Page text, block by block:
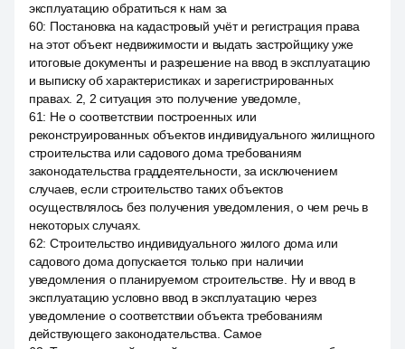
эксплуатацию обратиться к нам за
60: Постановка на кадастровый учёт и регистрация права
на этот объект недвижимости и выдать застройщику уже
итоговые документы и разрешение на ввод в эксплуатацию
и выписку об характеристиках и зарегистрированных
правах. 2, 2 ситуация это получение уведомле,
61: Не о соответствии построенных или
реконструированных объектов индивидуального жилищного
строительства или садового дома требованиям
законодательства граддеятельности, за исключением
случаев, если строительство таких объектов
осуществлялось без получения уведомления, о чем речь в
некоторых случаях.
62: Строительство индивидуального жилого дома или
садового дома допускается только при наличии
уведомления о планируемом строительстве. Ну и ввод в
эксплуатацию условно ввод в эксплуатацию через
уведомление о соответствии объекта требованиям
действующего законодательства. Самое